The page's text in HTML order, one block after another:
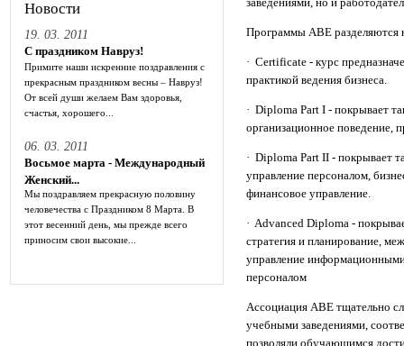
Новости
19. 03. 2011
С праздником Навруз!
Примите наши искренние поздравления с
прекрасным праздником весны – Навруз!
От всей души желаем Вам здоровья,
счастья, хорошего...
06. 03. 2011
Восьмое марта - Международный
Женский...
Мы поздравляем прекрасную половину
человечества с Праздником 8 Марта. В
этот весенний день, мы прежде всего
приносим свои высокие...
Программы ABE разделяются
· Certificate - курс
практикой ведения бизнеса.
· Diploma Part I - покрывает
организационное поведение,
· Diploma Part II - покрывает
управление персоналом,
финансовое управление.
· Advanced Diploma -
стратегия и планирование,
управление информационными
персоналом
Ассоциация ABE тщательно
учебными заведениями,
позволяли обучающимся